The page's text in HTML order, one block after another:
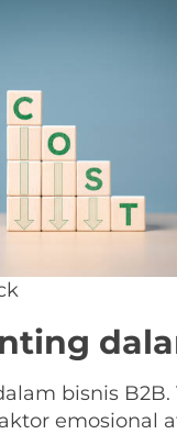
bisnis B2B.
emosional